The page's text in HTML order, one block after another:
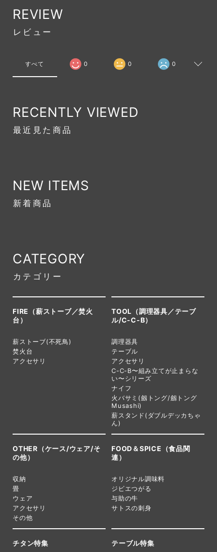
REVIEW
レビュー
すべて 0 0 0
RECENTLY VIEWED
最近見た商品
NEW ITEMS
新着商品
CATEGORY
カテゴリー
FIRE（薪ストーブ／焚火
台）
薪ストーブ(不死鳥)
焚火台
アクセサリ
TOOL（調理器具／テーブ
ル/C-C-B）
調理器具
テーブル
アクセサリ
C-C-B〜組み立てが止まらな
い〜シリーズ
ナイフ
火バサミ(劔トング/劔トング
Musashi)
薪スタンド(ダブルデッカちゃ
ん)
OTHER（ケース/ウェア/そ
の他）
収納
畳
ウェア
アクセサリ
その他
FOOD＆SPICE（食品関
連）
オリジナル調味料
ジビエつがる
与助の牛
サトスの刺身
チタン特集 テーブル特集